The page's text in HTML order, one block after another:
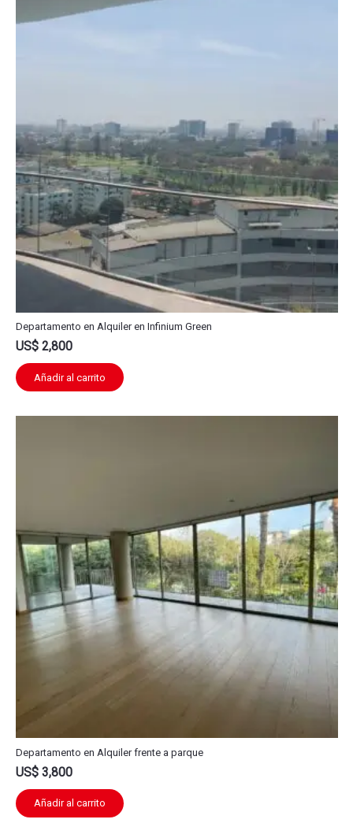
Departamento en Alquiler en Infinium Green
US$ 2,800
Añadir al carrito
Departamento en Alquiler frente a parque
US$ 3,800
Añadir al carrito